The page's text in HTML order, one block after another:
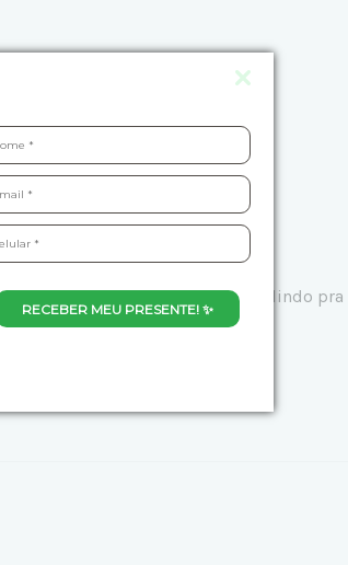
RECEBER MEU PRESENTE! ✨
O tamanho é ideal e fica lindo pra